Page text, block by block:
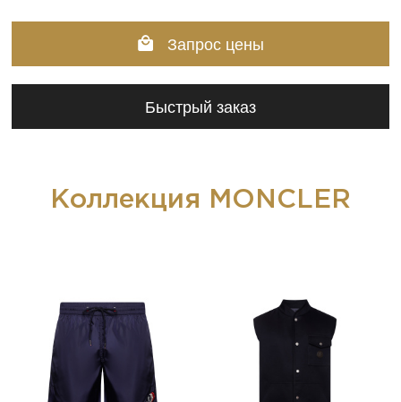
Запрос цены
Быстрый заказ
Коллекция MONCLER